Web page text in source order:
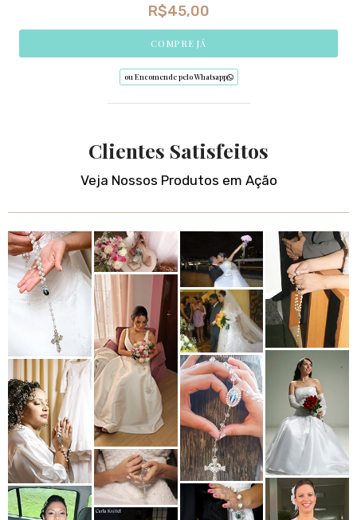
R$45,00
COMPRE JÁ
ou Encomende pelo Whatsapp
Clientes Satisfeitos
Veja Nossos Produtos em Ação